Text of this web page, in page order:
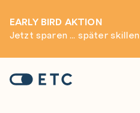
EARLY BIRD AKTION
Jetzt sparen ... später skillen
Startseite: ETC